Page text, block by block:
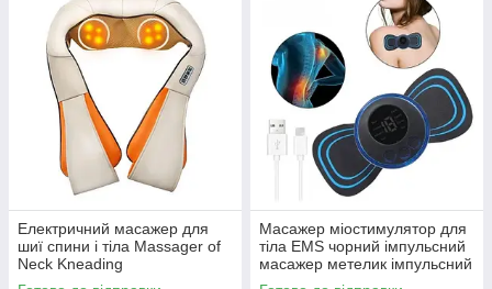
Електричний масажер для
шиї спини і тіла Massager of
Neck Kneading
Масажер міостимулятор для
тіла EMS чорний імпульсний
масажер метелик імпульсний